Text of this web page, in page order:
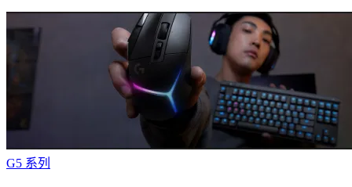
G5 系列